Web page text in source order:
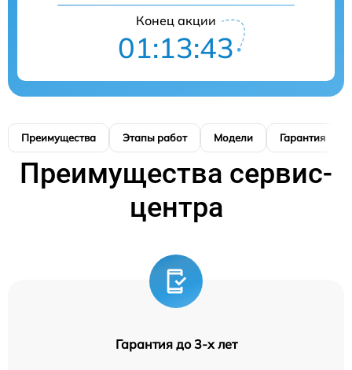
Конец акции
01:13:42
Преимущества Этапы работ Модели Гарантия
Преимущества сервис-
центра
Гарантия до 3-х лет